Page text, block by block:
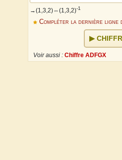
→(1,3,2)⇔(1,3,2)-1
Compléter la dernière ligne
Voir aussi : Chiffre ADFGX